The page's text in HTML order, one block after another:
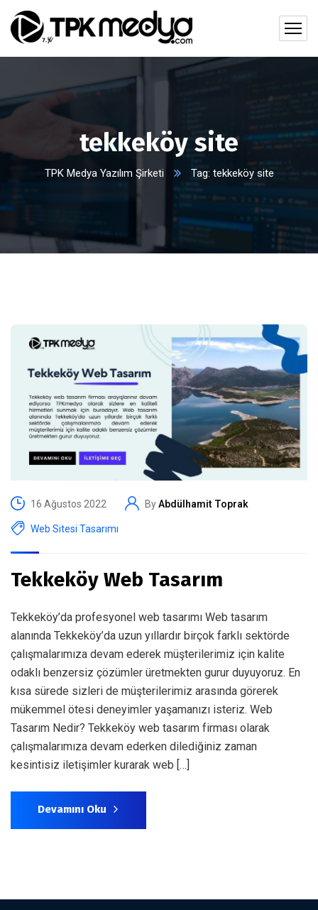
tekkeköy site
TPK Medya Yazılım Şirketi Tag: tekkeköy site
16 Ağustos 2022 ByAbdülhamit Toprak
Web Sitesi Tasarımı
Tekkeköy Web Tasarım
Tekkeköy’da profesyonel web tasarımı Web tasarım
alanında Tekkeköy’da uzun yıllardır birçok farklı sektörde
çalışmalarımıza devam ederek müşterilerimiz için kalite
odaklı benzersiz çözümler üretmekten gurur duyuyoruz. En
kısa sürede sizleri de müşterilerimiz arasında görerek
mükemmel ötesi deneyimler yaşamanızı isteriz. Web
Tasarım Nedir? Tekkeköy web tasarım firması olarak
çalışmalarımıza devam ederken dilediğiniz zaman
kesintisiz iletişimler kurarak web […]
Devamını Oku